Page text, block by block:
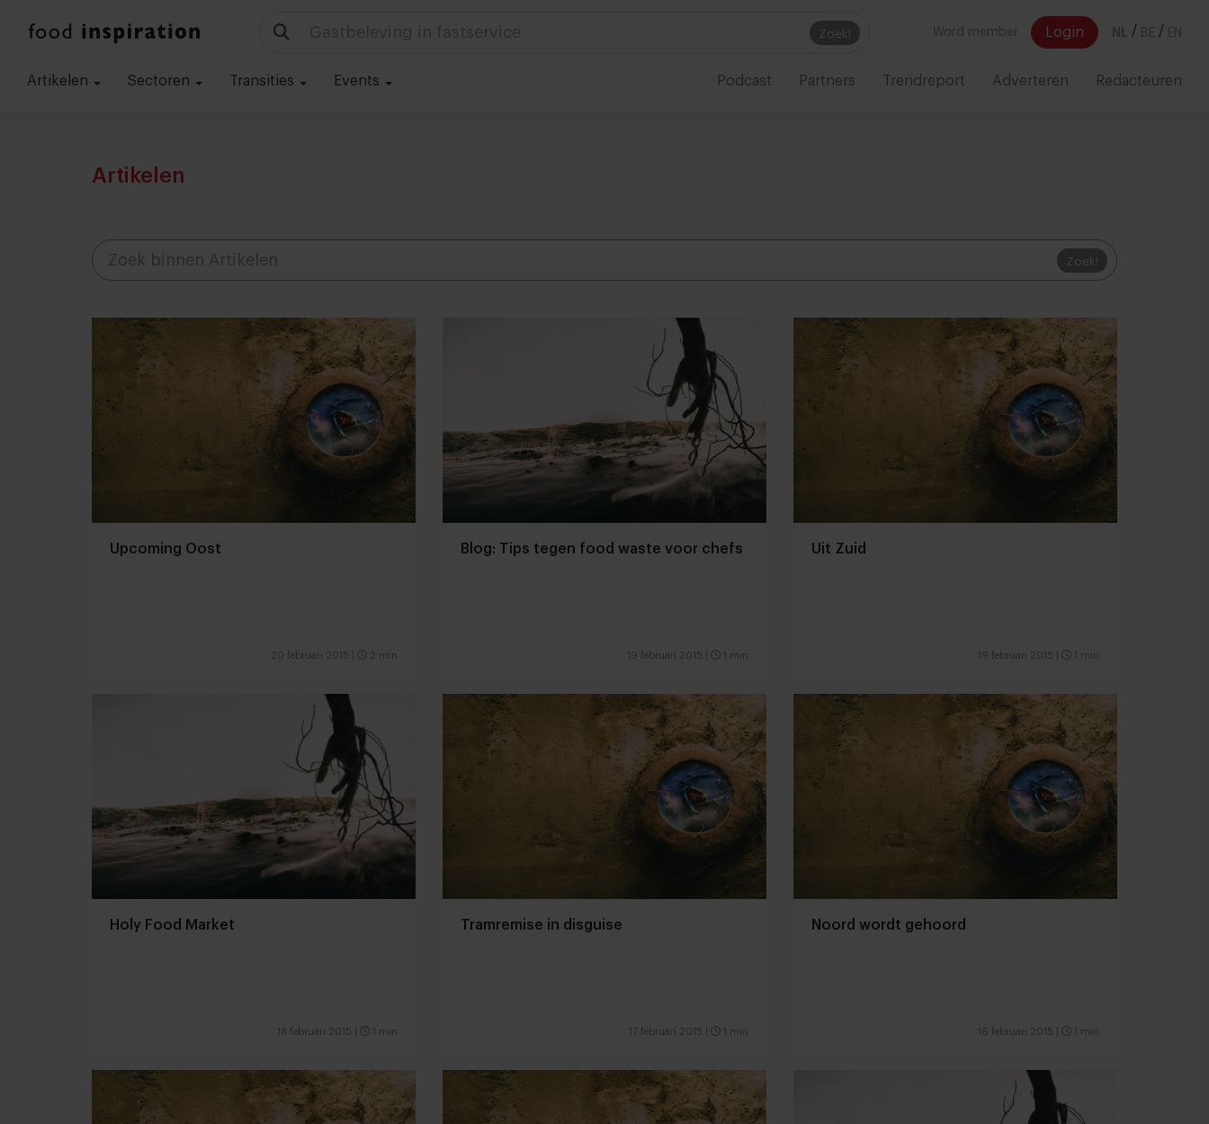
Zoek!
Gastbeleving in fastservice Word member Login NL / BE / EN
Artikelen Sectoren Transities Events Podcast Partners Trendreport Adverteren Redacteuren
Artikelen
Zoek!
Upcoming Oost
20 februari 2015 2 min
Blog: Tips tegen food waste voor chefs
19 februari 2015 1 min
Uit Zuid
19 februari 2015 1 min
Holy Food Market
18 februari 2015 1 min
Tramremise in disguise
17 februari 2015 1 min
Noord wordt gehoord
16 februari 2015 1 min